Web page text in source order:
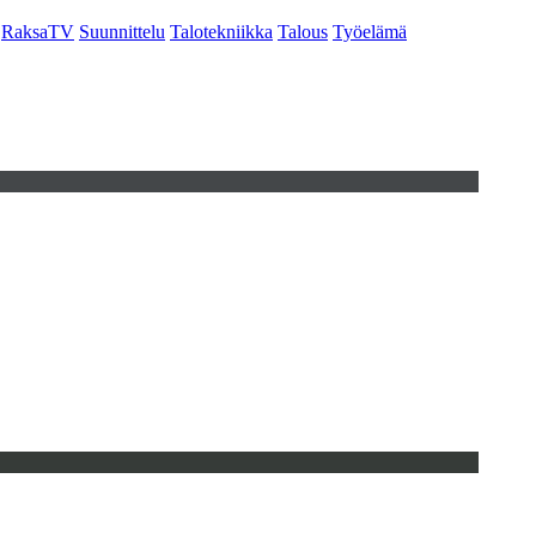
RaksaTV Suunnittelu Talotekniikka Talous Työelämä